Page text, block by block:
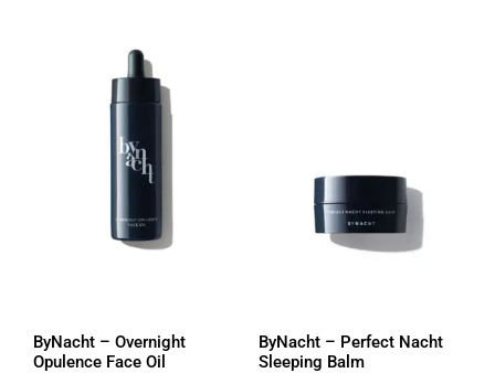
ByNacht – Overnight
Opulence Face Oil
ByNacht – Perfect Nacht
Sleeping Balm